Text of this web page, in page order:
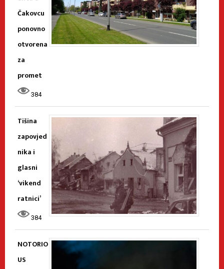
Čakovcu
ponovno
otvorena
za
promet
384
Tišina
zapovjed
nika i
glasni
‘vikend
ratnici’
384
NOTORIO
US